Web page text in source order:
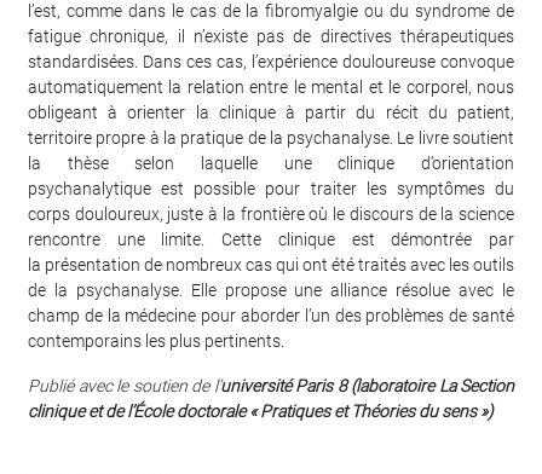
l’est, comme dans le cas de la fibromyalgie ou du syndrome de
fatigue chronique, il n’existe pas de directives thérapeutiques
standardisées. Dans ces cas, l’expérience douloureuse convoque
automatiquement la relation entre le mental et le corporel, nous
obligeant à orienter la clinique à partir du récit du patient,
territoire propre à la pratique de la psychanalyse. Le livre soutient
la thèse selon laquelle une clinique d’orientation
psychanalytique est possible pour traiter les symptômes du
corps douloureux, juste à la frontière où le discours de la science
rencontre une limite. Cette clinique est démontrée par
la présentation de nombreux cas qui ont été traités avec les outils
de la psychanalyse. Elle propose une alliance résolue avec le
champ de la médecine pour aborder l’un des problèmes de santé
contemporains les plus pertinents.
Publié avec le soutien de l’université Paris 8 (laboratoire La Section
clinique et de l’École doctorale « Pratiques et Théories du sens »)